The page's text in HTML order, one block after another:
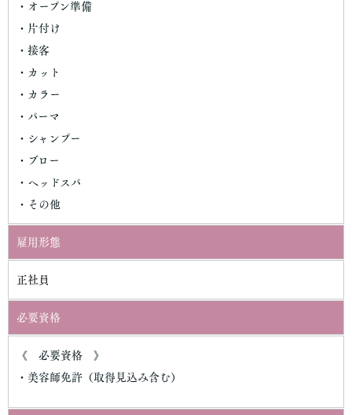
・オープン準備
・片付け
・接客
・カット
・カラー
・パーマ
・シャンプー
・ブロー
・ヘッドスパ
・その他
雇用形態
正社員
必要資格
《 必要資格 》
・美容師免許（取得見込み含む）